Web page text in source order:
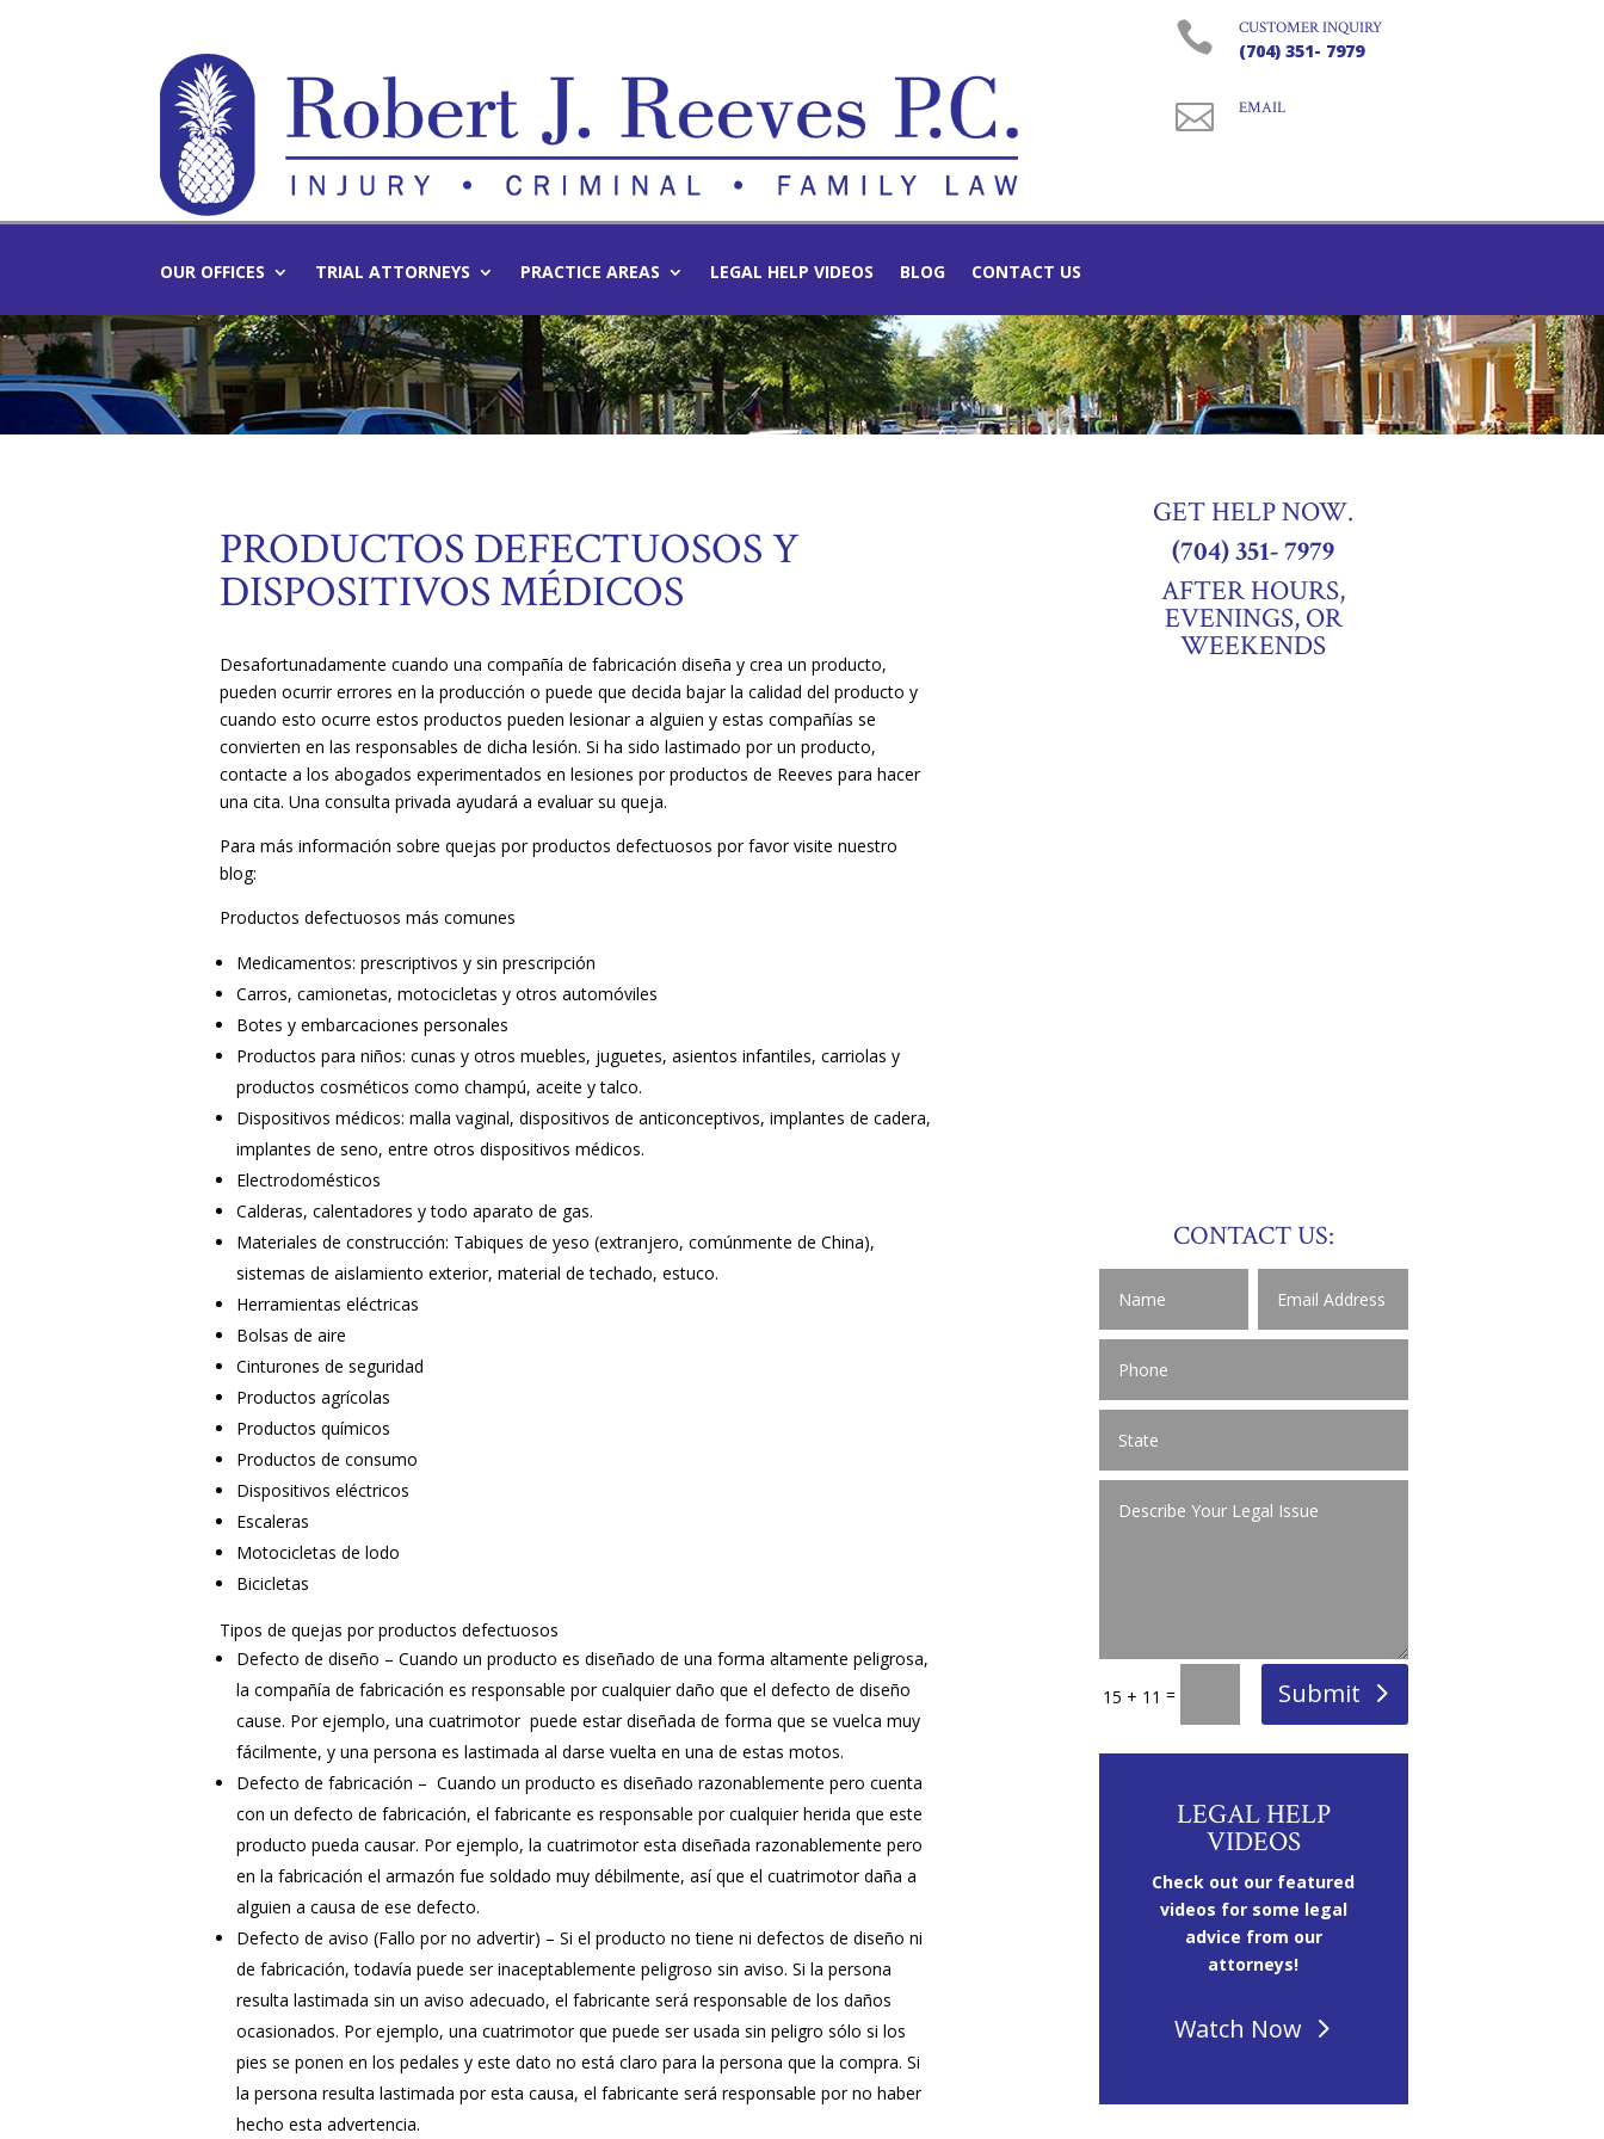
 CUSTOMER INQUIRY
(704) 351- 7979
 EMAIL
OUR OFFICES TRIAL ATTORNEYS PRACTICE AREAS LEGAL HELP VIDEOS BLOG CONTACT US
PRODUCTOS DEFECTUOSOS Y
DISPOSITIVOS MÉDICOS
Desafortunadamente cuando una compañía de fabricación diseña y crea un producto,
pueden ocurrir errores en la producción o puede que decida bajar la calidad del producto y
cuando esto ocurre estos productos pueden lesionar a alguien y estas compañías se
convierten en las responsables de dicha lesión. Si ha sido lastimado por un producto,
contacte a los abogados experimentados en lesiones por productos de Reeves para hacer
una cita. Una consulta privada ayudará a evaluar su queja.
Para más información sobre quejas por productos defectuosos por favor visite nuestro
blog:
Productos defectuosos más comunes
Medicamentos: prescriptivos y sin prescripción
Carros, camionetas, motocicletas y otros automóviles
Botes y embarcaciones personales
Productos para niños: cunas y otros muebles, juguetes, asientos infantiles, carriolas y
productos cosméticos como champú, aceite y talco.
Dispositivos médicos: malla vaginal, dispositivos de anticonceptivos, implantes de cadera,
implantes de seno, entre otros dispositivos médicos.
Electrodomésticos
Calderas, calentadores y todo aparato de gas.
Materiales de construcción: Tabiques de yeso (extranjero, comúnmente de China),
sistemas de aislamiento exterior, material de techado, estuco.
Herramientas eléctricas
Bolsas de aire
Cinturones de seguridad
Productos agrícolas
Productos químicos
Productos de consumo
Dispositivos eléctricos
Escaleras
Motocicletas de lodo
Bicicletas
Tipos de quejas por productos defectuosos
Defecto de diseño – Cuando un producto es diseñado de una forma altamente peligrosa,
la compañía de fabricación es responsable por cualquier daño que el defecto de diseño
cause. Por ejemplo, una cuatrimotor puede estar diseñada de forma que se vuelca muy
fácilmente, y una persona es lastimada al darse vuelta en una de estas motos.
Defecto de fabricación – Cuando un producto es diseñado razonablemente pero cuenta
con un defecto de fabricación, el fabricante es responsable por cualquier herida que este
producto pueda causar. Por ejemplo, la cuatrimotor esta diseñada razonablemente pero
en la fabricación el armazón fue soldado muy débilmente, así que el cuatrimotor daña a
alguien a causa de ese defecto.
Defecto de aviso (Fallo por no advertir) – Si el producto no tiene ni defectos de diseño ni
de fabricación, todavía puede ser inaceptablemente peligroso sin aviso. Si la persona
resulta lastimada sin un aviso adecuado, el fabricante será responsable de los daños
ocasionados. Por ejemplo, una cuatrimotor que puede ser usada sin peligro sólo si los
pies se ponen en los pedales y este dato no está claro para la persona que la compra. Si
la persona resulta lastimada por esta causa, el fabricante será responsable por no haber
hecho esta advertencia.
GET HELP NOW.
(704) 351- 7979
AFTER HOURS,
EVENINGS, OR
WEEKENDS
CONTACT US:
15 + 11 = Submit
LEGAL HELP
VIDEOS
Check out our featured
videos for some legal
advice from our
attorneys!
Watch Now